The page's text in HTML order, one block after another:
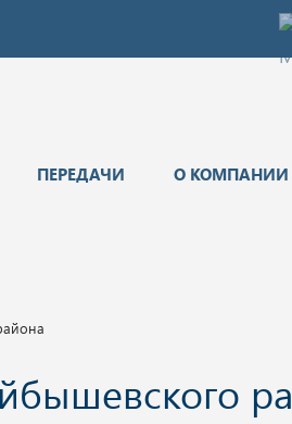
ПЕРЕДАЧИ О КОМПАНИИ